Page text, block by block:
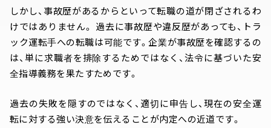
しかし、事故歴があるからといって転職の道が閉ざされるわ
けではありません。 過去に事故歴や違反歴があっても、トラ
ック運転手への転職は可能です。企業が事故歴を確認するの
は、単に求職者を排除するためではなく、法令に基づいた安
全指導義務を果たすためです。
過去の失敗を隠すのではなく、適切に申告し、現在の安全運
転に対する強い決意を伝えることが内定への近道です。